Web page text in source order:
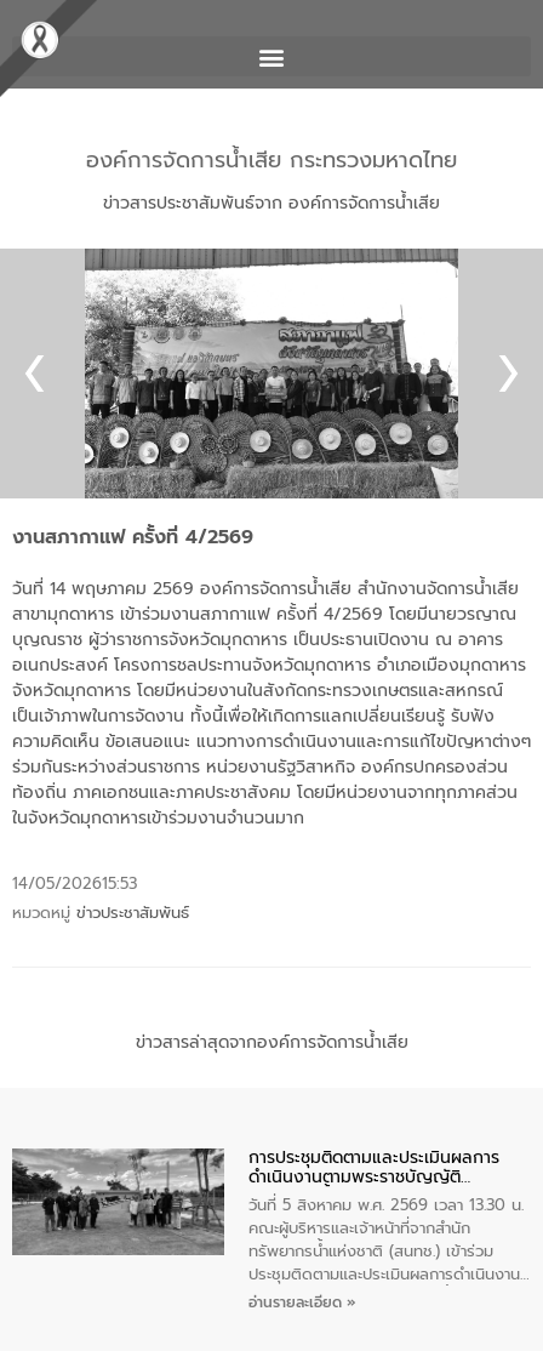
องค์การจัดการน้ำเสีย กระทรวงมหาดไทย
ข่าวสารประชาสัมพันธ์จาก องค์การจัดการน้ำเสีย
งานสภากาแฟ ครั้งที่ 4/2569
วันที่ 14 พฤษภาคม 2569 องค์การจัดการน้ำเสีย สำนักงานจัดการน้ำเสีย
สาขามุกดาหาร เข้าร่วมงานสภากาแฟ ครั้งที่ 4/2569 โดยมีนายวรญาณ
บุญณราช ผู้ว่าราชการจังหวัดมุกดาหาร เป็นประธานเปิดงาน ณ อาคาร
อเนกประสงค์ โครงการชลประทานจังหวัดมุกดาหาร อำเภอเมืองมุกดาหาร
จังหวัดมุกดาหาร โดยมีหน่วยงานในสังกัดกระทรวงเกษตรและสหกรณ์
เป็นเจ้าภาพในการจัดงาน ทั้งนี้เพื่อให้เกิดการแลกเปลี่ยนเรียนรู้ รับฟัง
ความคิดเห็น ข้อเสนอแนะ แนวทางการดำเนินงานและการแก้ไขปัญหาต่างๆ
ร่วมกันระหว่างส่วนราชการ หน่วยงานรัฐวิสาหกิจ องค์กรปกครองส่วน
ท้องถิ่น ภาคเอกชนและภาคประชาสังคม โดยมีหน่วยงานจากทุกภาคส่วน
ในจังหวัดมุกดาหารเข้าร่วมงานจำนวนมาก
14/05/202615:53
หมวดหมู่ ข่าวประชาสัมพันธ์
ข่าวสารล่าสุดจากองค์การจัดการน้ำเสีย
การประชุมติดตามและประเมินผลการ
ดำเนินงานตามพระราชบัญญัติ
ทรัพยากรน้ำ พ.ศ. 2561 ประจำ
ปีงบประมาณ พ.ศ. 2569
วันที่ 5 สิงหาคม พ.ศ. 2569 เวลา 13.30 น.
คณะผู้บริหารและเจ้าหน้าที่จากสำนัก
ทรัพยากรน้ำแห่งชาติ (สนทช.) เข้าร่วม
ประชุมติดตามและประเมินผลการดำเนินงาน
ตามพระราชบัญญัติทรัพยากรน้ำ พ.ศ. 2561
อ่านรายละเอียด »